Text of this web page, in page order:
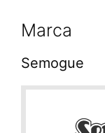
Marca
Semogue